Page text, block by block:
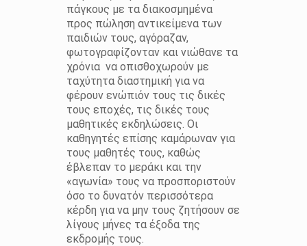
πάγκους με τα διακοσμημένα
προς πώληση αντικείμενα των
παιδιών τους, αγόραζαν,
φωτογραφίζονταν και νιώθανε τα
χρόνια να οπισθοχωρούν με
ταχύτητα διαστημική για να
φέρουν ενώπιόν τους τις δικές
τους εποχές, τις δικές τους
μαθητικές εκδηλώσεις. Οι
καθηγητές επίσης καμάρωναν για
τους μαθητές τους, καθώς
έβλεπαν το μεράκι και την
«αγωνία» τους να προσποριστούν
όσο το δυνατόν περισσότερα
κέρδη για να μην τους ζητήσουν σε
λίγους μήνες τα έξοδα της
εκδρομής τους.